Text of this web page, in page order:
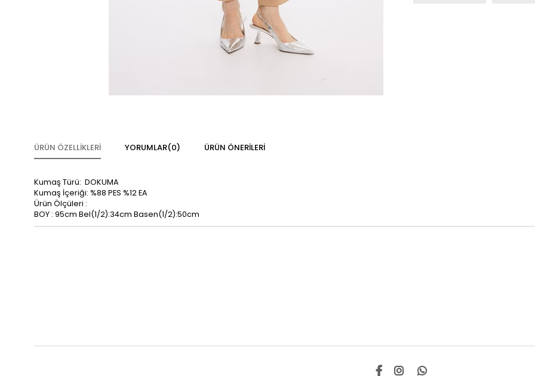
ÜRÜN ÖZELLIKLERI YORUMLAR(0) ÜRÜN ÖNERILERI
Kumaş Türü: DOKUMA
Kumaş İçeriği: %88 PES %12 EA
Ürün Ölçüleri :
BOY : 95cm Bel(1/2):34cm Basen(1/2):50cm